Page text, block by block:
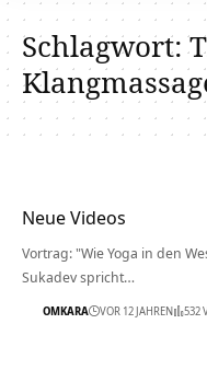
Schlagwort:
Neue Videos
Vortrag: "Wie Yoga in den
Sukadev spricht…
OMKARA VOR 12 JAHREN 532